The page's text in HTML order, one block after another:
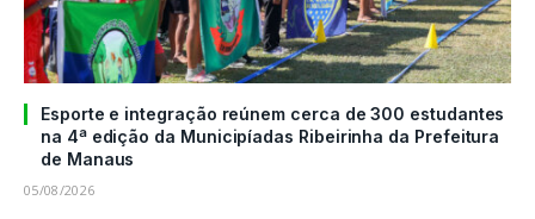
Esporte e integração reúnem cerca de 300 estudantes
na 4ª edição da Municipíadas Ribeirinha da Prefeitura
de Manaus
05/08/2026